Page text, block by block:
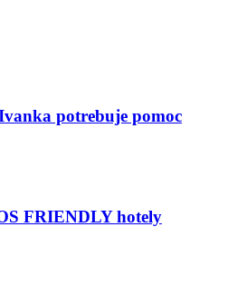
potrebuje pomoc
FRIENDLY hotely